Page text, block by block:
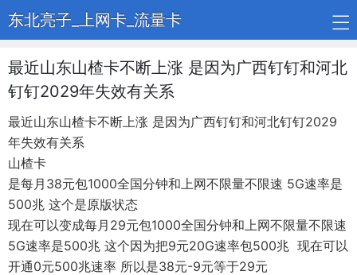
东北亮子_上网卡_流量卡
最近山东山楂卡不断上涨 是因为广西钉钉和河北
钉钉2029年失效有关系
最近山东山楂卡不断上涨 是因为广西钉钉和河北钉钉2029
年失效有关系
山楂卡
是每月38元包1000全国分钟和上网不限量不限速 5G速率是
500兆 这个是原版状态
现在可以变成每月29元包1000全国分钟和上网不限量不限速
5G速率是500兆 这个因为把9元20G速率包500兆 现在可以
开通0元500兆速率 所以是38元-9元等于29元